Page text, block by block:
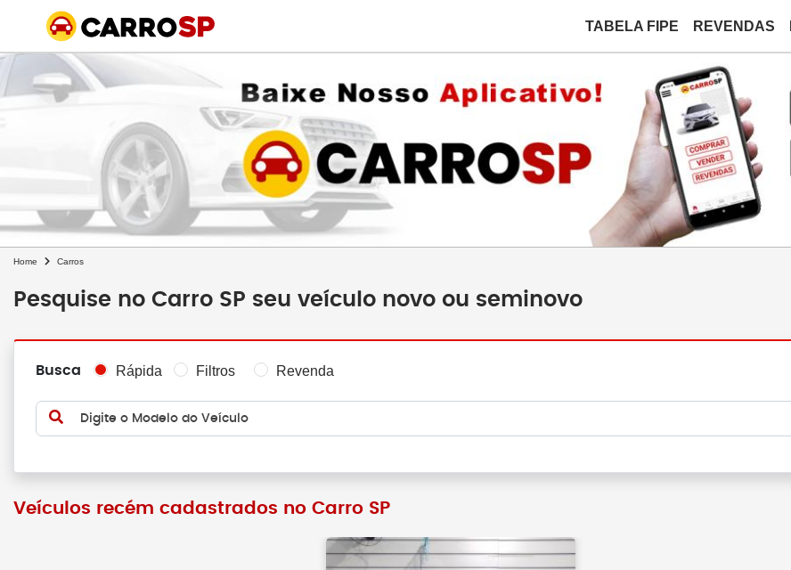
TABELA FIPE REVENDAS
Home Carros
Pesquise no Carro SP seu veículo novo ou seminovo
Busca Rápida Filtros Revenda
Digite o Modelo do Veículo
Veículos recém cadastrados no Carro SP